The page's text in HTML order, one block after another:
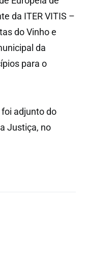
da ITER VITIS –
do Vinho e
da
para o
foi adjunto do
Justiça, no